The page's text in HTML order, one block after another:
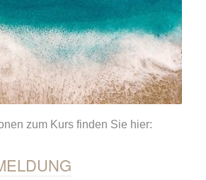
zum Kurs finden Sie hier: